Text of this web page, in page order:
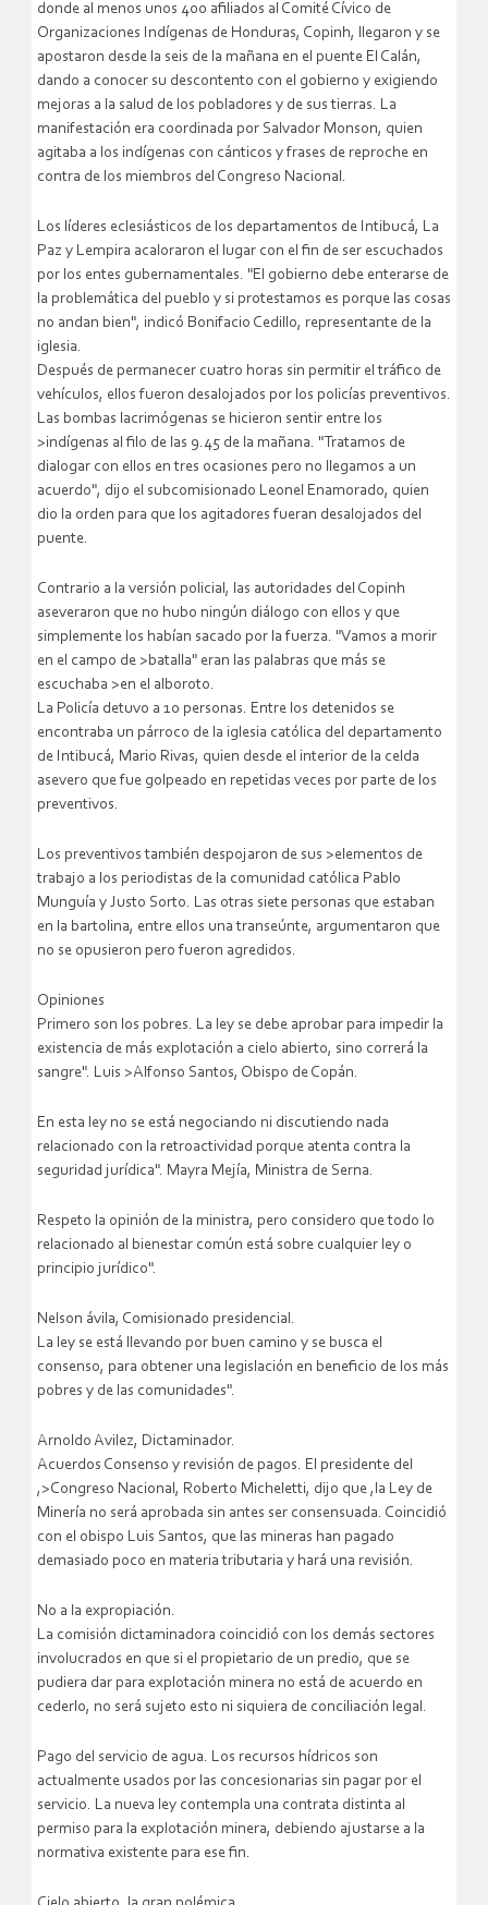
donde al menos unos 400 afiliados al Comité Cívico de
Organizaciones Indígenas de Honduras, Copinh, llegaron y se
apostaron desde la seis de la mañana en el puente El Calán,
dando a conocer su descontento con el gobierno y exigiendo
mejoras a la salud de los pobladores y de sus tierras. La
manifestación era coordinada por Salvador Monson, quien
agitaba a los indígenas con cánticos y frases de reproche en
contra de los miembros del Congreso Nacional.
Los líderes eclesiásticos de los departamentos de Intibucá, La
Paz y Lempira acaloraron el lugar con el fin de ser escuchados
por los entes gubernamentales. "El gobierno debe enterarse de
la problemática del pueblo y si protestamos es porque las cosas
no andan bien", indicó Bonifacio Cedillo, representante de la
iglesia.
Después de permanecer cuatro horas sin permitir el tráfico de
vehículos, ellos fueron desalojados por los policías preventivos.
Las bombas lacrimógenas se hicieron sentir entre los
>indígenas al filo de las 9.45 de la mañana. "Tratamos de
dialogar con ellos en tres ocasiones pero no llegamos a un
acuerdo", dijo el subcomisionado Leonel Enamorado, quien
dio la orden para que los agitadores fueran desalojados del
puente.
Contrario a la versión policial, las autoridades del Copinh
aseveraron que no hubo ningún diálogo con ellos y que
simplemente los habían sacado por la fuerza. "Vamos a morir
en el campo de >batalla" eran las palabras que más se
escuchaba >en el alboroto.
La Policía detuvo a 10 personas. Entre los detenidos se
encontraba un párroco de la iglesia católica del departamento
de Intibucá, Mario Rivas, quien desde el interior de la celda
asevero que fue golpeado en repetidas veces por parte de los
preventivos.
Los preventivos también despojaron de sus >elementos de
trabajo a los periodistas de la comunidad católica Pablo
Munguía y Justo Sorto. Las otras siete personas que estaban
en la bartolina, entre ellos una transeúnte, argumentaron que
no se opusieron pero fueron agredidos.
Opiniones
Primero son los pobres. La ley se debe aprobar para impedir la
existencia de más explotación a cielo abierto, sino correrá la
sangre". Luis >Alfonso Santos, Obispo de Copán.
En esta ley no se está negociando ni discutiendo nada
relacionado con la retroactividad porque atenta contra la
seguridad jurídica". Mayra Mejía, Ministra de Serna.
Respeto la opinión de la ministra, pero considero que todo lo
relacionado al bienestar común está sobre cualquier ley o
principio jurídico".
Nelson ávila, Comisionado presidencial.
La ley se está llevando por buen camino y se busca el
consenso, para obtener una legislación en beneficio de los más
pobres y de las comunidades".
Arnoldo Avilez, Dictaminador.
Acuerdos Consenso y revisión de pagos. El presidente del
,>Congreso Nacional, Roberto Micheletti, dijo que ,la Ley de
Minería no será aprobada sin antes ser consensuada. Coincidió
con el obispo Luis Santos, que las mineras han pagado
demasiado poco en materia tributaria y hará una revisión.
No a la expropiación.
La comisión dictaminadora coincidió con los demás sectores
involucrados en que si el propietario de un predio, que se
pudiera dar para explotación minera no está de acuerdo en
cederlo, no será sujeto esto ni siquiera de conciliación legal.
Pago del servicio de agua. Los recursos hídricos son
actualmente usados por las concesionarias sin pagar por el
servicio. La nueva ley contempla una contrata distinta al
permiso para la explotación minera, debiendo ajustarse a la
normativa existente para ese fin.